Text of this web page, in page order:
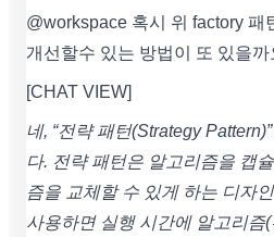
@workspace 혹시 위 factory 패
개선할수 있는 방법이 또 있을까
[CHAT VIEW]
네, “전략 패턴(Strategy
다. 전략 패턴은 알고리즘을 캡
즘을 교체할 수 있게 하는 디자
사용하면 실행 시간에 알고리즘